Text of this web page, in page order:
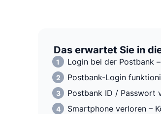
Das erwartet Sie in
Login bei der Postbank –
Postbank-Login
Postbank ID / Passwort
Smartphone verloren –